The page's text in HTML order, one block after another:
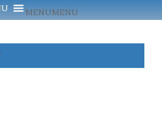
MENUMENU